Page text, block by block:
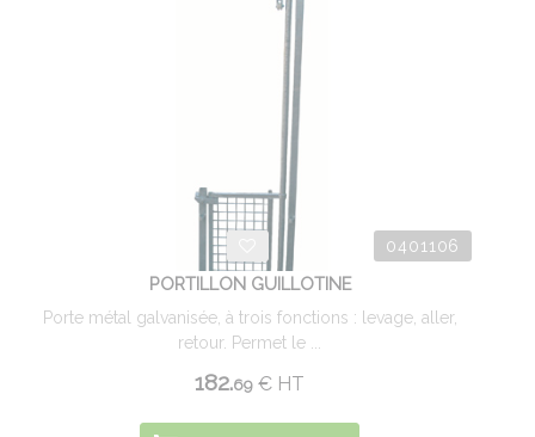
0401106
PORTILLON GUILLOTINE
Porte métal galvanisée, à trois fonctions : levage, aller,
retour. Permet le ...
182.69 € HT